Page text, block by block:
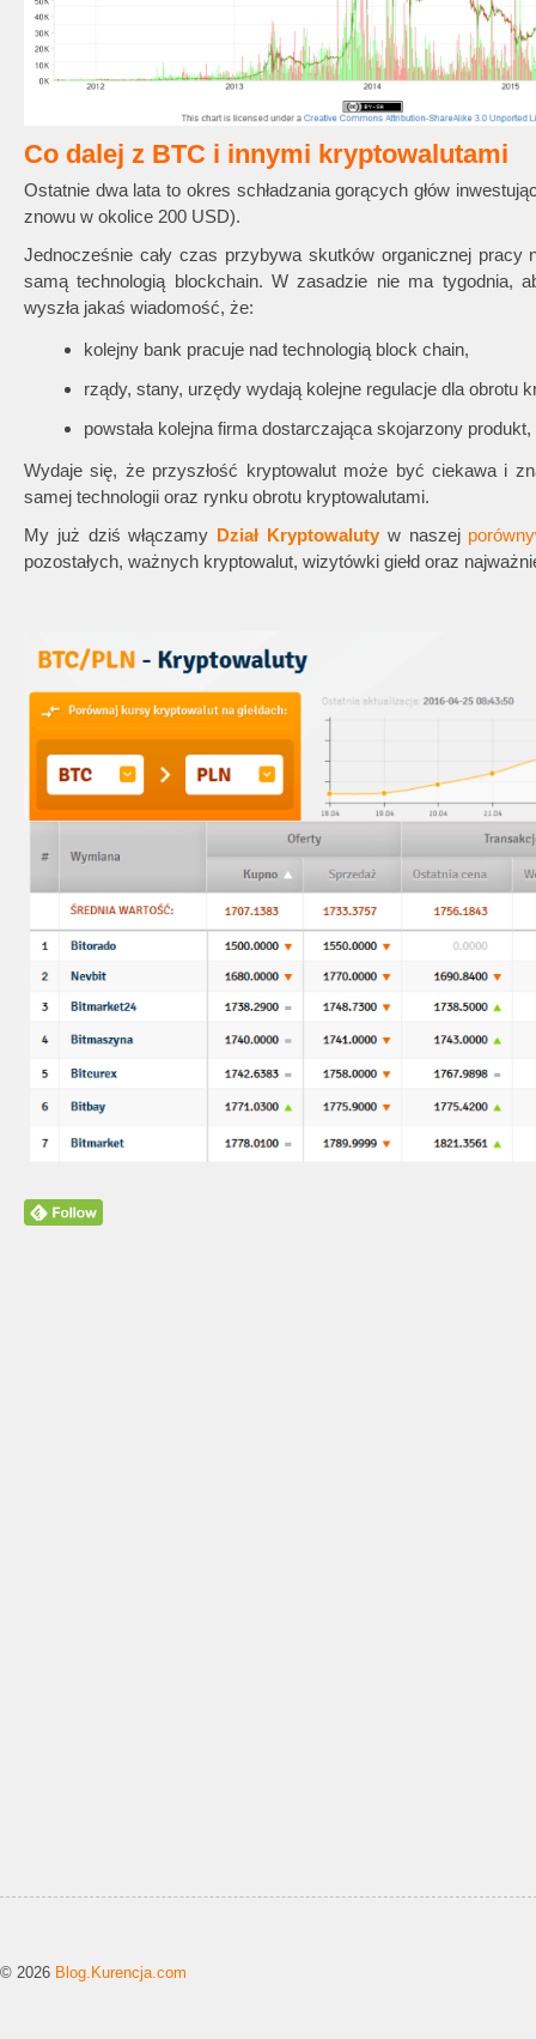
Co dalej z BTC i innymi kryptowalutami
Ostatnie dwa lata to okres schładzania gorących głów
znowu w okolice 200 USD).
Jednocześnie cały czas przybywa skutków organicznej
samą technologią blockchain. W zasadzie nie ma tygodnia,
wyszła jakaś wiadomość, że:
kolejny bank pracuje nad technologią block chain,
rządy, stany, urzędy wydają kolejne regulacje dla obrotu
powstała kolejna firma dostarczająca skojarzony produkt,
Wydaje się, że przyszłość kryptowalut może być ciekawa i
samej technologii oraz rynku obrotu kryptowalutami.
My już dziś włączamy Dział Kryptowalutyw naszej
pozostałych, ważnych kryptowalut, wizytówki giełd oraz
© 2026 Blog.Kurencja.com